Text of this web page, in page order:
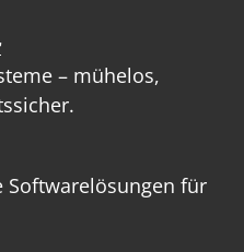
– mühelos,
Softwarelösungen für